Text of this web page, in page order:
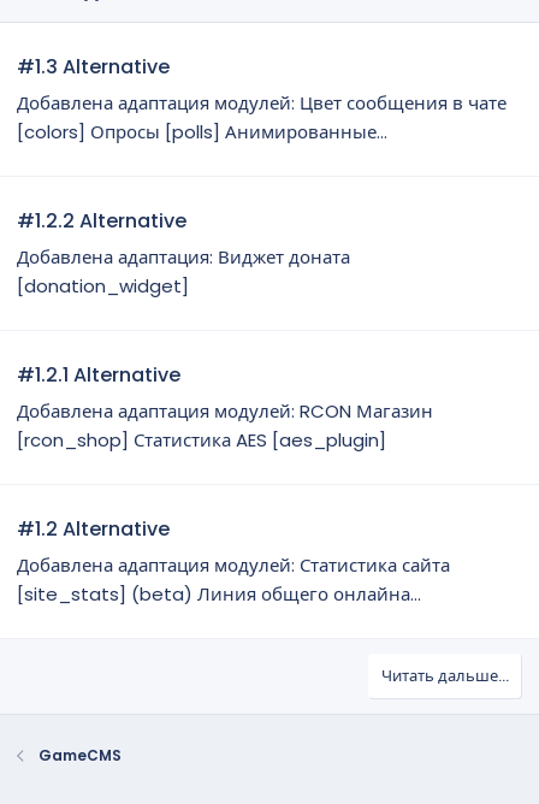
#1.3 Alternative
Добавлена адаптация модулей: Цвет сообщения в чате
[colors] Опросы [polls] Анимированные...
#1.2.2 Alternative
Добавлена адаптация: Виджет доната
[donation_widget]
#1.2.1 Alternative
Добавлена адаптация модулей: RCON Магазин
[rcon_shop] Статистика AES [aes_plugin]
#1.2 Alternative
Добавлена адаптация модулей: Статистика сайта
[site_stats] (beta) Линия общего онлайна...
Читать дальше...
GameCMS